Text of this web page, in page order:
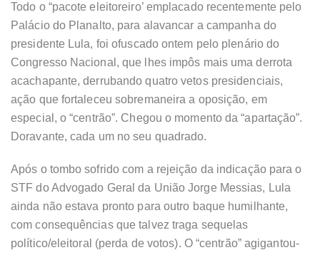
Todo o “pacote eleitoreiro’ emplacado recentemente pelo
Palácio do Planalto, para alavancar a campanha do
presidente Lula, foi ofuscado ontem pelo plenário do
Congresso Nacional, que lhes impôs mais uma derrota
acachapante, derrubando quatro vetos presidenciais,
ação que fortaleceu sobremaneira a oposição, em
especial, o “centrão”. Chegou o momento da “apartação”.
Doravante, cada um no seu quadrado.
Após o tombo sofrido com a rejeição da indicação para o
STF do Advogado Geral da União Jorge Messias, Lula
ainda não estava pronto para outro baque humilhante,
com consequências que talvez traga sequelas
político/eleitoral (perda de votos). O “centrão” agigantou-